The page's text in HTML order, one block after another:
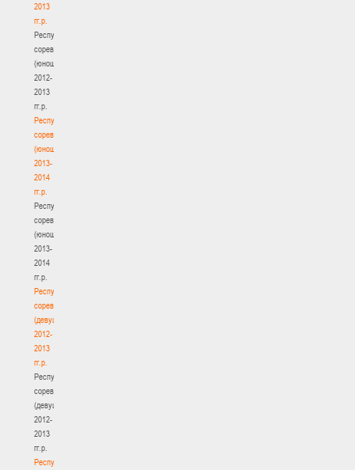
2013
гг.р.
Республиканские
соревнования
(юноши)
2012-
2013
гг.р.
Республиканские
соревнования
(юноши)
2013-
2014
гг.р.
Республиканские
соревнования
(юноши)
2013-
2014
гг.р.
Республиканские
соревнования
(девушки)
2012-
2013
гг.р.
Республиканские
соревнования
(девушки)
2012-
2013
гг.р.
Республиканские